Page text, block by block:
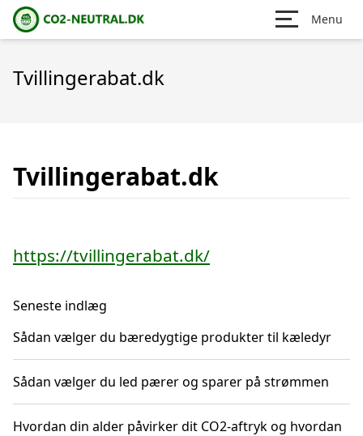
Menu
Tvillingerabat.dk
Tvillingerabat.dk
https://tvillingerabat.dk/
Seneste indlæg
Sådan vælger du bæredygtige produkter til kæledyr
Sådan vælger du led pærer og sparer på strømmen
Hvordan din alder påvirker dit CO2-aftryk og hvordan